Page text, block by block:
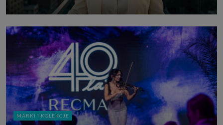
MARKI I KOLEKCJE